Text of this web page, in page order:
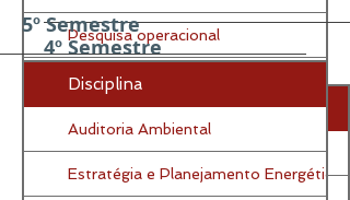
Pesquisa operacional
Saúde pública e meio ambiente
Toxicologia Ambiental
4º Semestre
Disciplina
Inglês IV
5º Semestre
Disciplina
Auditoria Ambiental
Estratégia e Planejamento Energético